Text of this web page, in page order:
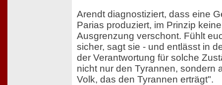
Arendt diagnostiziert, dass eine
Parias produziert, im Prinzip
Ausgrenzung verschont. Fühlt
sicher, sagt sie - und entlässt in
der Verantwortung für solche
nicht nur den Tyrannen, sondern
Volk, das den Tyrannen erträgt".